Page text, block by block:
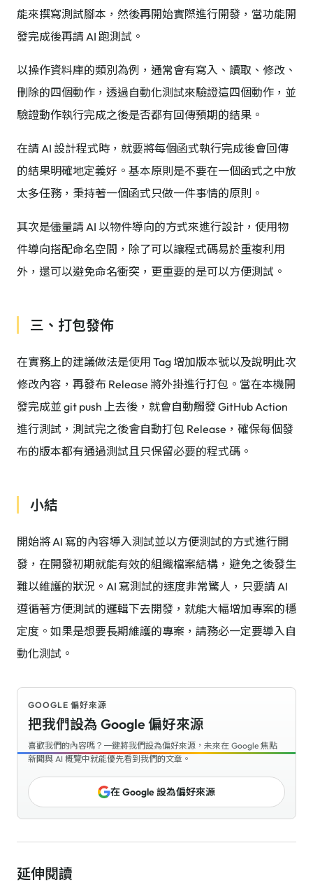
能來撰寫測試腳本，然後再開始實際進行開發，當功能開
發完成後再請 AI 跑測試。
以操作資料庫的類別為例，通常會有寫入、讀取、修改、
刪除的四個動作，透過自動化測試來驗證這四個動作，並
驗證動作執行完成之後是否都有回傳預期的結果。
在請 AI 設計程式時，就要將每個函式執行完成後會回傳
的結果明確地定義好。基本原則是不要在一個函式之中放
太多任務，秉持著一個函式只做一件事情的原則。
其次是儘量請 AI 以物件導向的方式來進行設計，使用物
件導向搭配命名空間，除了可以讓程式碼易於重複利用
外，還可以避免命名衝突，更重要的是可以方便測試。
三、打包發佈
在實務上的建議做法是使用 Tag 增加版本號以及說明此次
修改內容，再發布 Release 將外掛進行打包。當在本機開
發完成並 git push 上去後，就會自動觸發 GitHub Action
進行測試，測試完之後會自動打包 Release，確保每個發
布的版本都有通過測試且只保留必要的程式碼。
小結
開始將 AI 寫的內容導入測試並以方便測試的方式進行開
發，在開發初期就能有效的組織檔案結構，避免之後發生
難以維護的狀況。AI 寫測試的速度非常驚人，只要請 AI
遵循著方便測試的邏輯下去開發，就能大幅增加專案的穩
定度。如果是想要長期維護的專案，請務必一定要導入自
動化測試。
GOOGLE 偏好來源
把我們設為 Google 偏好來源
喜歡我們的內容嗎？一鍵將我們設為偏好來源，未來在 Google 焦點
新聞與 AI 概覽中就能優先看到我們的文章。
在 Google 設為偏好來源
延伸閱讀